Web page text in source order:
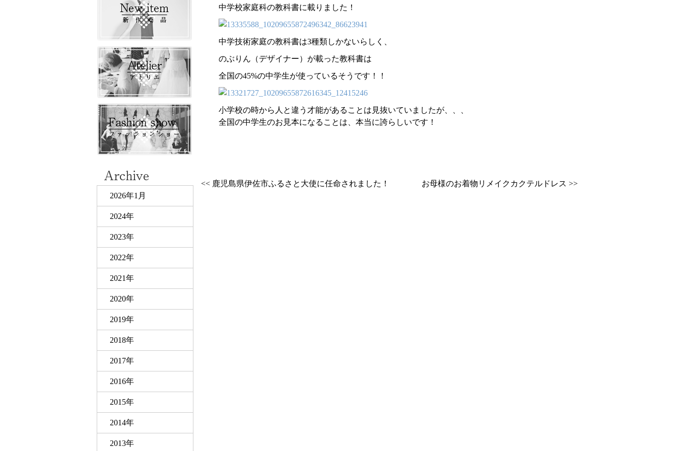
中学校家庭科の教科書に載りました！
中学技術家庭の教科書は3種類しかないらしく、
のぶりん（デザイナー）が載った教科書は
全国の45%の中学生が使っているそうです！！
小学校の時から人と違う才能があることは見抜いていましたが、、、
全国の中学生のお見本になることは、本当に誇らしいです！
<< 鹿児島県伊佐市ふるさと大使に任命されました！
お母様のお着物リメイクカクテルドレス >>
2026年1月
2024年
2023年
2022年
2021年
2020年
2019年
2018年
2017年
2016年
2015年
2014年
2013年